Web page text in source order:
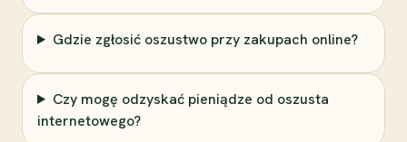
Gdzie zgłosić oszustwo przy zakupach online?
Czy mogę odzyskać pieniądze od oszusta
internetowego?